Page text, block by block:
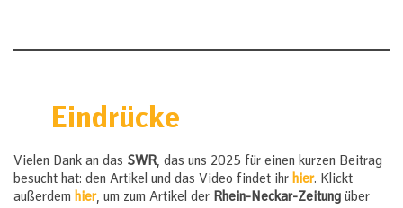
Eindrücke
Vielen Dank an das SWR, das uns 2025 für einen kurzen Beitrag
besucht hat: den Artikel und das Video findet ihr hier. Klickt
außerdem hier, um zum Artikel der Rhein-Neckar-Zeitung über